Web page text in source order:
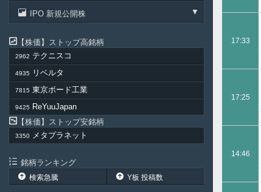
IPO 新規公開株
株価 ストップ高銘柄
2962 テクニスコ
4935 リベルタ
7815 東京ボード工業
9425
ReYuuJapan
株価
ストップ安銘柄
3350 メタプラネット
銘柄ランキング
検索急騰 Y板 投稿数
17:33
17:25
14:46